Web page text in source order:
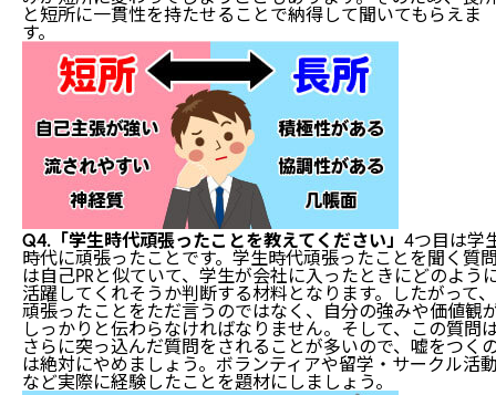
と短所に一貫性を持たせることで納得して聞いてもらえま
す。
Q4.「学生時代頑張ったことを教えてください」 4つ目は学
時代に頑張ったことです。学生時代頑張ったことを聞く質
は自己PRと似ていて、学生が会社に入ったときにどのよう
活躍してくれそうか判断する材料となります。したがって、
頑張ったことをただ言うのではなく、自分の強みや価値観
しっかりと伝わらなければなりません。そして、この質問
さらに突っ込んだ質問をされることが多いので、嘘をつく
は絶対にやめましょう。ボランティアや留学・サークル活
など実際に経験したことを題材にしましょう。